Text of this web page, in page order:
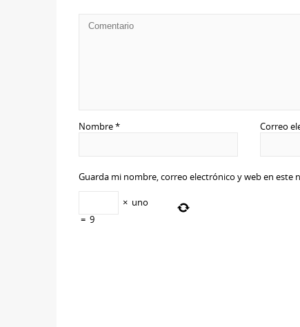
Nombre* Correo
Guarda mi nombre, correo electrónico y web en este
× uno
= 9